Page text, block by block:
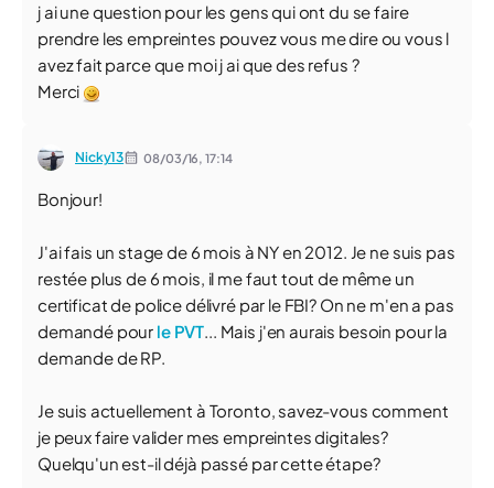
j ai une question pour les gens qui ont du se faire
prendre les empreintes pouvez vous me dire ou vous l
avez fait parce que moi j ai que des refus ?
Merci
Nicky13 08/03/16,17:14
Bonjour!
J'ai fais un stage de 6 mois à NY en 2012. Je ne suis pas
restée plus de 6 mois, il me faut tout de même un
certificat de police délivré par le FBI? On ne m'en a pas
demandé pour le PVT... Mais j'en aurais besoin pour la
demande de RP.
Je suis actuellement à Toronto, savez-vous comment
je peux faire valider mes empreintes digitales?
Quelqu'un est-il déjà passé par cette étape?